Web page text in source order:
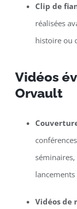
Clip de
réalisées
histoire ou
Vidéos
Orvault
séminaires,
Vidéos de